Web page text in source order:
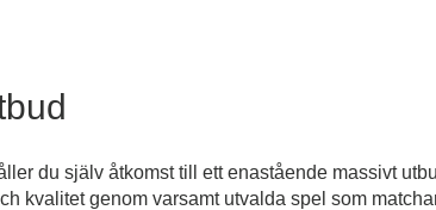
du själv åtkomst till ett enastående massivt
kvalitet genom varsamt utvalda spel som